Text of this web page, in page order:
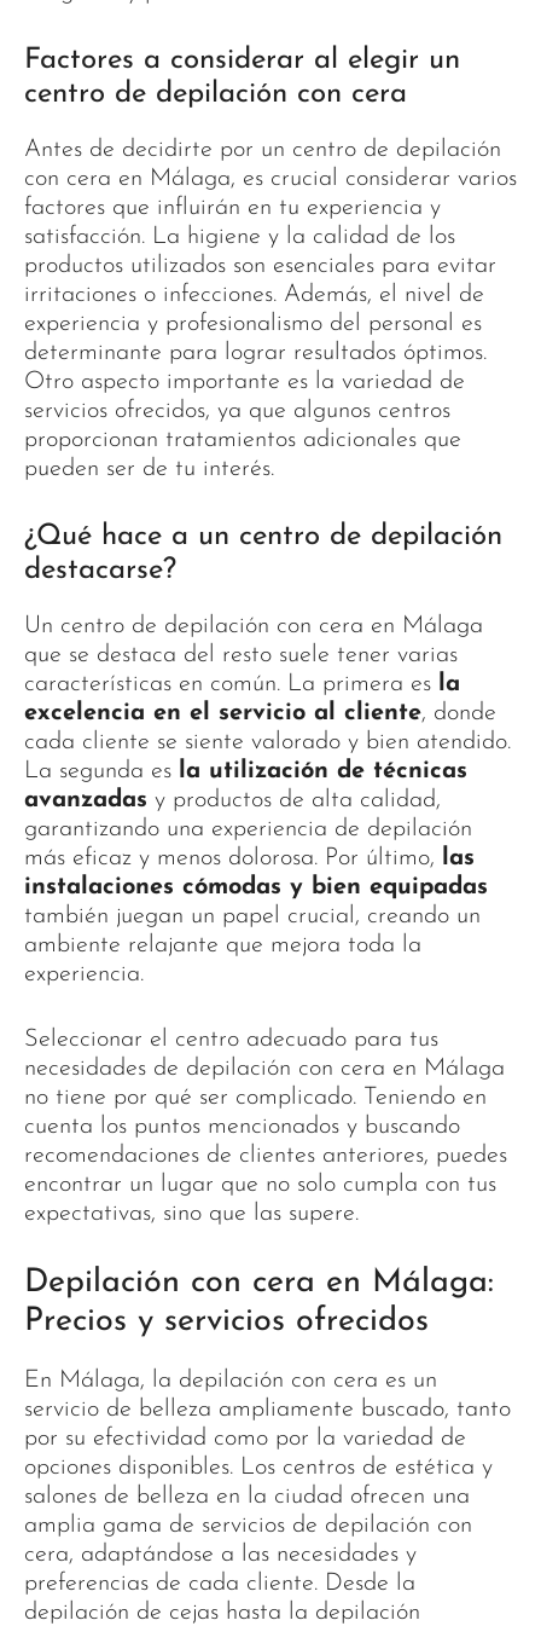
Factores a considerar al elegir un
centro de depilación con cera
Antes de decidirte por un centro de depilación
con cera en Málaga, es crucial considerar varios
factores que influirán en tu experiencia y
satisfacción. La higiene y la calidad de los
productos utilizados son esenciales para evitar
irritaciones o infecciones. Además, el nivel de
experiencia y profesionalismo del personal es
determinante para lograr resultados óptimos.
Otro aspecto importante es la variedad de
servicios ofrecidos, ya que algunos centros
proporcionan tratamientos adicionales que
pueden ser de tu interés.
¿Qué hace a un centro de depilación
destacarse?
Un centro de depilación con cera en Málaga
que se destaca del resto suele tener varias
características en común. La primera es la
excelencia en el servicio al cliente, donde
cada cliente se siente valorado y bien atendido.
La segunda es la utilización de técnicas
avanzadas y productos de alta calidad,
garantizando una experiencia de depilación
más eficaz y menos dolorosa. Por último,
las
instalaciones cómodas y bien equipadas
también juegan un papel crucial, creando un
ambiente relajante que mejora toda la
experiencia.
Seleccionar el centro adecuado para tus
necesidades de depilación con cera en Málaga
no tiene por qué ser complicado. Teniendo en
cuenta los puntos mencionados y buscando
recomendaciones de clientes anteriores, puedes
encontrar un lugar que no solo cumpla con tus
expectativas, sino que las supere.
Depilación con cera en Málaga:
Precios y servicios ofrecidos
En Málaga, la depilación con cera es un
servicio de belleza ampliamente buscado, tanto
por su efectividad como por la variedad de
opciones disponibles. Los centros de estética y
salones de belleza en la ciudad ofrecen una
amplia gama de servicios de depilación con
cera, adaptándose a las necesidades y
preferencias de cada cliente. Desde la
depilación de cejas hasta la depilación